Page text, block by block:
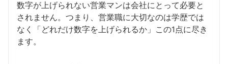
数字が上げられない営業マンは会社にとって必要と
されません。つまり、営業職に大切なのは学歴では
なく「どれだけ数字を上げられるか」この1点に尽き
ます。